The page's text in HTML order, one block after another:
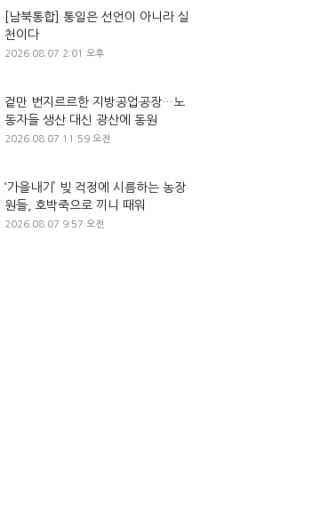
[남북통합] 통일은 선언이 아니라 실
천이다
2026.08.07 2:01 오후
겉만 번지르르한 지방공업공장…노
동자들 생산 대신 광산에 동원
2026.08.07 11:59 오전
‘가을내기’ 빚 걱정에 시름하는 농장
원들, 호박죽으로 끼니 때워
2026.08.07 9:57 오전